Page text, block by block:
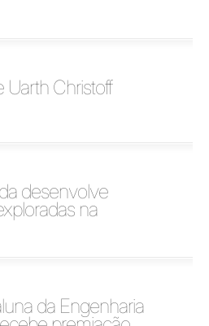
Uarth Christoff
desenvolve
na
da Engenharia